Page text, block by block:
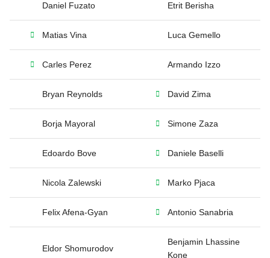
Daniel Fuzato Etrit Berisha
Matias Vina Luca Gemello
Carles Perez Armando Izzo
Bryan Reynolds David Zima
Borja Mayoral Simone Zaza
Edoardo Bove Daniele Baselli
Nicola Zalewski Marko Pjaca
Felix Afena-Gyan Antonio Sanabria
Eldor Shomurodov
Benjamin Lhassine
Kone